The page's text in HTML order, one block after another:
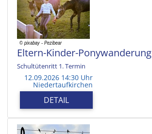
Eltern-Kinder-Ponywanderung
Schultütenritt 1. Termin
12.09.2026 14:30 Uhr
Niedertaufkirchen
DETAIL